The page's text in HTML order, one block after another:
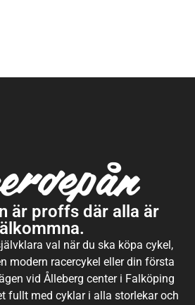
är proffs där alla är
val när du ska köpa cykel,
modern racercykel eller din första
vid Ålleberg center i Falköping
fullt med cyklar i alla storlekar och